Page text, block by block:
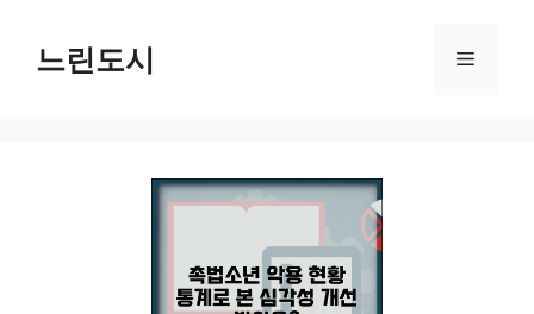
느린도시 메